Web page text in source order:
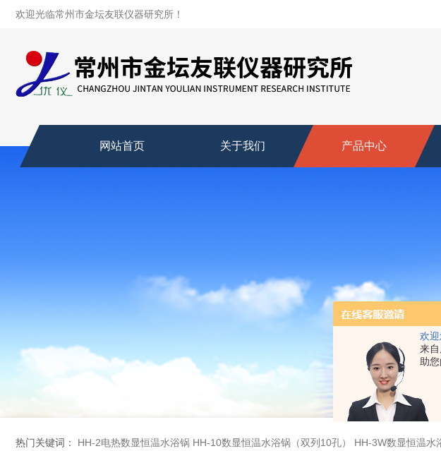
欢迎
来
助
欢迎光临常州市金坛友联仪器研究所！
网站首页 关于我们 产品中心
热门关键词： HH-2电热数显恒温水浴锅 HH-10数显恒温水浴锅（双列10孔） HH-3W数显恒温水